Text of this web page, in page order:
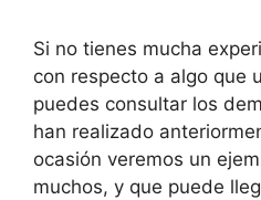
Si no tienes mucha
con respecto a algo que
puedes consultar los
han realizado
ocasión veremos un
muchos, y que puede